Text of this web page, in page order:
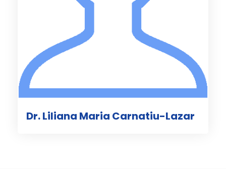
Dr. Liliana Maria Carnatiu-Lazar